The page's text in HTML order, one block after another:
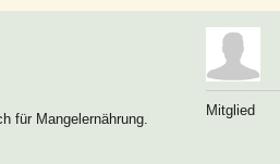
für Mangelernährung.
Mitglied